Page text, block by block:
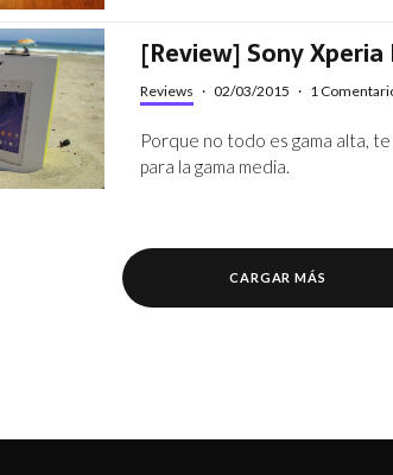
[Review] Sony Xperia
Reviews · 02/03/2015 · 1
Porque no todo es gama alta,
para la gama media.
CARGAR MÁS